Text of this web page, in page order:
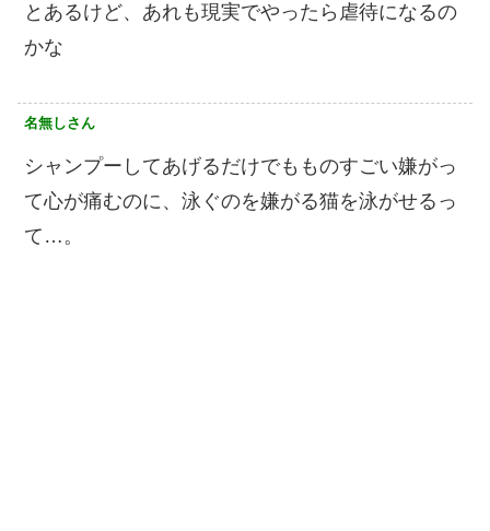
とあるけど、あれも現実でやったら虐待になるの
かな
名無しさん
シャンプーしてあげるだけでもものすごい嫌がっ
て心が痛むのに、泳ぐのを嫌がる猫を泳がせるっ
て…。